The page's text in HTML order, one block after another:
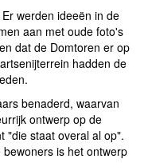
werden ideeën in de
aan met oude foto's
dat de Domtoren er op
hadden de
benaderd, waarvan
ontwerp op de
"die staat overal al op".
is het ontwerp